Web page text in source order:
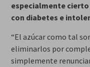
especialmente cierto
con diabetes e
“El azúcar como tal
eliminarlos por
simplemente